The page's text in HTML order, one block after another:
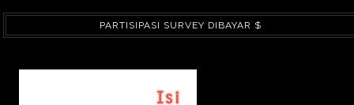
PARTISIPASI SURVEY DIBAYAR $